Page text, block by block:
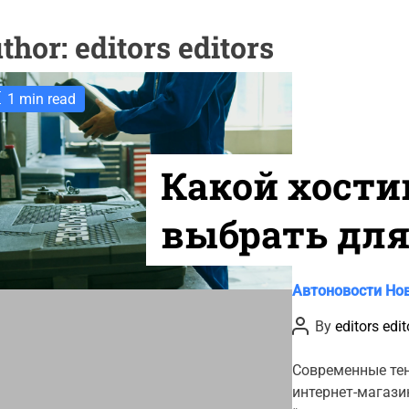
editors editors
1 min read
Какой
выбрать
магазина
и шин?
C
t
g
o
Автоновости
P
o
t
A
u
By editors
Современные
интернет-